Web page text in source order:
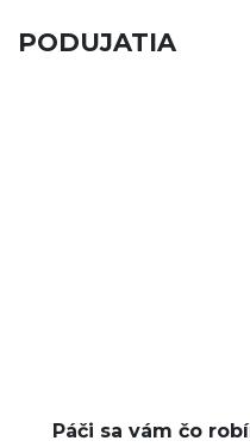
PODUJATIA
Páči sa vám čo